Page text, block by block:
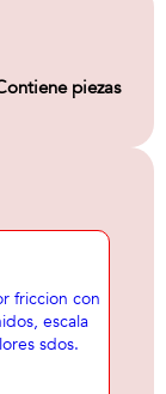
piezas